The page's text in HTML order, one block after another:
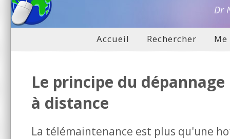
Dr
Accueil Rechercher
Le principe du
à distance
La télémaintenance est plus qu'une